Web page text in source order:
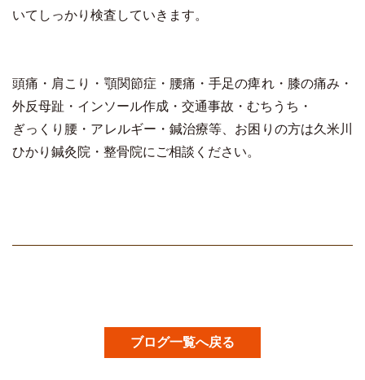
いてしっかり検査していきます。
頭痛・肩こり・顎関節症・腰痛・手足の痺れ・膝の痛み・
外反母趾・インソール作成・交通事故・むちうち・
ぎっくり腰・アレルギー・鍼治療等、お困りの方は久米川
ひかり鍼灸院・整骨院にご相談ください。
ブログ一覧へ戻る